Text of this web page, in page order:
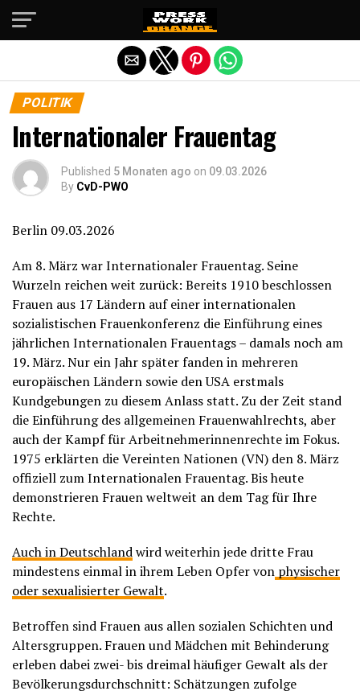
POLITIK
Internationaler Frauentag
Published 5 Monaten ago on 09.03.2026
By CvD-PWO
Berlin 09.03.2026
Am 8. März war Internationaler Frauentag. Seine
Wurzeln reichen weit zurück: Bereits 1910 beschlossen
Frauen aus 17 Ländern auf einer internationalen
sozialistischen Frauenkonferenz die Einführung eines
jährlichen Internationalen Frauentags – damals noch am
19. März. Nur ein Jahr später fanden in mehreren
europäischen Ländern sowie den USA erstmals
Kundgebungen zu diesem Anlass statt. Zu der Zeit stand
die Einführung des allgemeinen Frauenwahlrechts, aber
auch der Kampf für Arbeitnehmerinnenrechte im Fokus.
1975 erklärten die Vereinten Nationen (VN) den 8. März
offiziell zum Internationalen Frauentag. Bis heute
demonstrieren Frauen weltweit an dem Tag für Ihre
Rechte.
Auch in Deutschlandwird weiterhin jede dritte Frau
mindestens einmal in ihrem Leben Opfer von physischer
oder sexualisierter Gewalt.
Betroffen sind Frauen aus allen sozialen Schichten und
Altersgruppen. Frauen und Mädchen mit Behinderung
erleben dabei zwei- bis dreimal häufiger Gewalt als der
Bevölkerungsdurchschnitt: Schätzungen zufolge
Die mobile Version verlassen